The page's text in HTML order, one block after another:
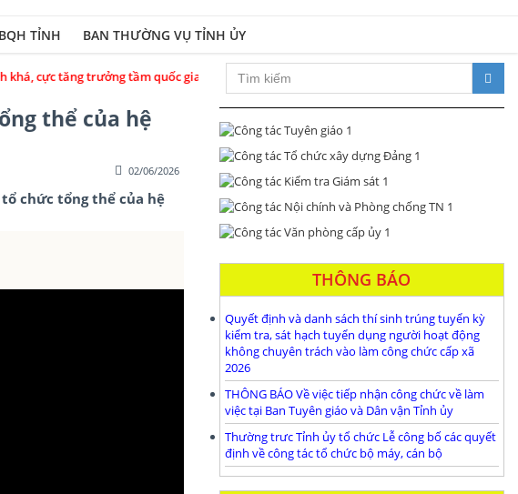
TỈNH BAN THƯỜNG VỤ TỈNH ỦY
tầm quốc gia trong kỷ nguyên phát triển mới
thể của hệ
02/06/2026
chức tổng thể của hệ
THÔNG BÁO
Quyết định và danh sách thí sinh trúng tuyển kỳ
kiểm tra, sát hạch tuyển dụng người hoạt động
không chuyên trách vào làm công chức cấp xã
2026
THÔNG BÁO Về việc tiếp nhận công chức về làm
việc tại Ban Tuyên giáo và Dân vận Tỉnh ủy
Thường trưc Tỉnh ủy tổ chức Lễ công bố các quyết
định về công tác tổ chức bộ máy, cán bộ